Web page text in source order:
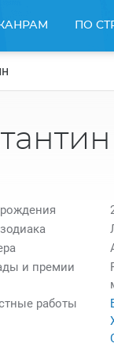
ПО
и премии
работы